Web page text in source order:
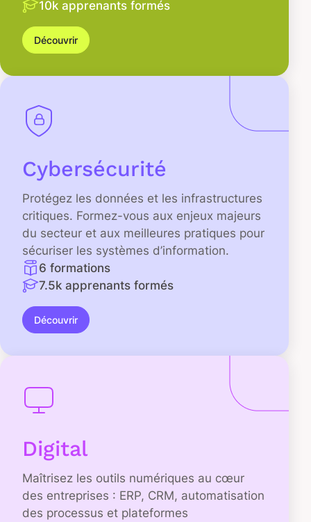
10k apprenants formés
Découvrir
Cybersécurité
Protégez les données et les infrastructures
critiques. Formez-vous aux enjeux majeurs
du secteur et aux meilleures pratiques pour
sécuriser les systèmes d’information.
6 formations
7.5k apprenants formés
Découvrir
Digital
Maîtrisez les outils numériques au cœur
des entreprises : ERP, CRM, automatisation
des processus et plateformes